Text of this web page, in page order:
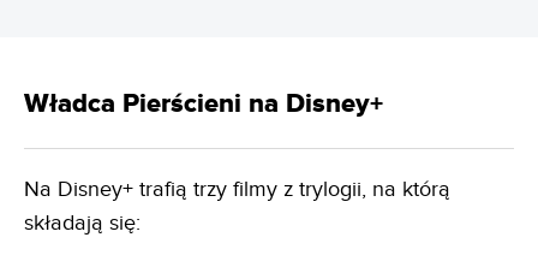
Władca Pierścieni na Disney+
Na Disney+ trafią trzy filmy z trylogii, na którą
składają się: